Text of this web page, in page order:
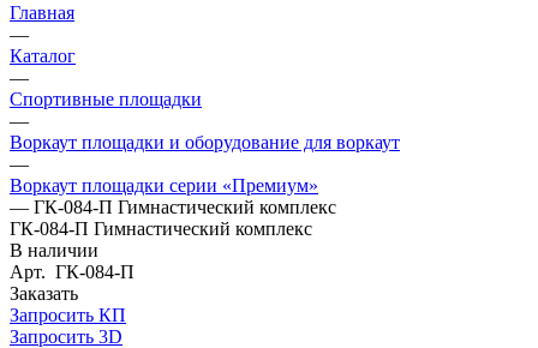
Главная
—
Каталог
—
Спортивные площадки
—
Воркаут площадки и оборудование для воркаут
—
Воркаут площадки серии «Премиум»
— ГК-084-П Гимнастический комплекс
ГК-084-П Гимнастический комплекс
В наличии
Арт. ГК-084-П
Заказать
Запросить КП
Запросить 3D